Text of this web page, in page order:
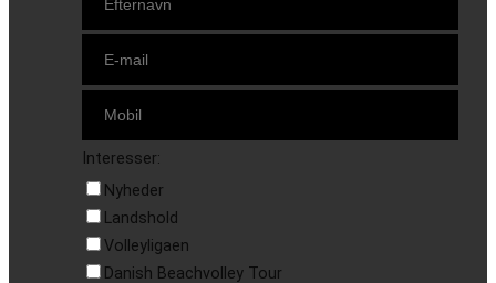
Interesser:
Nyheder
Landshold
Volleyligaen
Danish Beachvolley Tour